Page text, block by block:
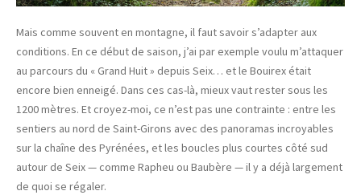
Mais comme souvent en montagne, il faut savoir s’adapter aux
conditions. En ce début de saison, j’ai par exemple voulu m’attaquer
au parcours du « Grand Huit » depuis Seix… et le Bouirex était
encore bien enneigé. Dans ces cas-là, mieux vaut rester sous les
1200 mètres. Et croyez-moi, ce n’est pas une contrainte : entre les
sentiers au nord de Saint-Girons avec des panoramas incroyables
sur la chaîne des Pyrénées, et les boucles plus courtes côté sud
autour de Seix — comme Rapheu ou Baubère — il y a déjà largement
de quoi se régaler.